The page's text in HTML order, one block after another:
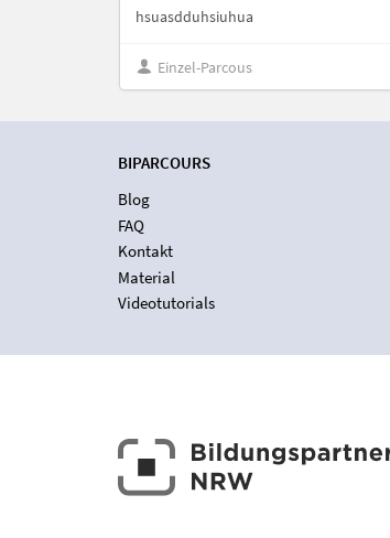
hsuasdduhsiuhua
Einzel-Parcous
BIPARCOURS
Blog
FAQ
Kontakt
Material
Videotutorials